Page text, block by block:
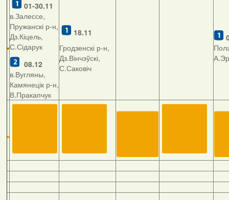
01-30.11
в.Залессе,
Пружанскі р-н,
Дз.Кіцель,
С.Сідарук
08.12
в.Вугляны,
Камянецік р-н,
В.Пракапчук
18.11
Гродзенскі р-н,
Дз.Вінчэўскі,
С.Саковіч